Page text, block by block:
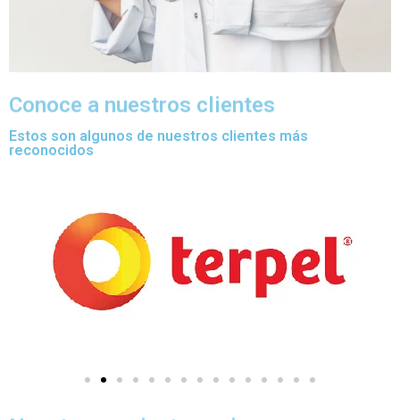
Conoce a nuestros clientes
Estos son algunos de nuestros clientes más
reconocidos